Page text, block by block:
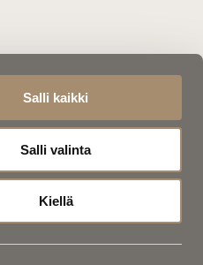
Salli kaikki
Salli valinta
Kiellä